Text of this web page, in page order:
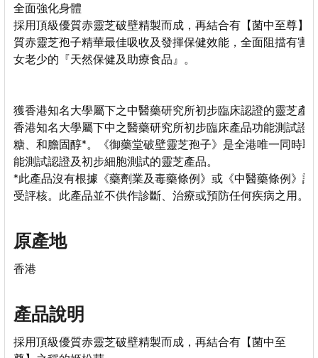
全面強化身體
採用頂級優質赤靈芝破壁精製而成，再結合有【菌中至尊】
質赤靈芝孢子精華最佳吸收及發揮保健效能，全面阻擋有害
女老少的『天然保健及助療食品』。
獲香港知名大學屬下之中醫藥研究所初步臨床認證的靈芝產
香港知名大學屬下中之醫藥研究所初步臨床產品功能測試證
糖、和膽固醇*。《御藥堂破壁靈芝孢子》是全港唯一同時
能測試認證及初步細胞測試的靈芝產品。
*此產品沒有根據《藥劑業及毒藥條例》或《中醫藥條例》
受評核。此產品並不供作診斷、治療或預防任何疾病之用。
原產地
香港
產品說明
採用頂級優質赤靈芝破壁精製而成，再結合有【菌中至